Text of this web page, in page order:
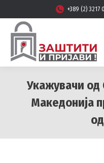
+389 (2) 3217
Укажувачи од
Македонија